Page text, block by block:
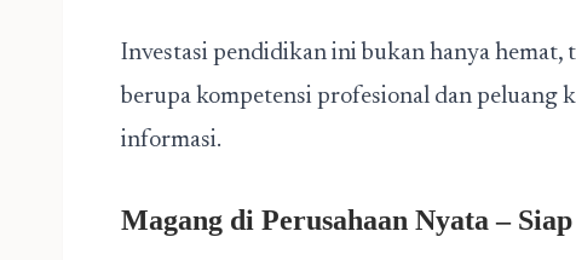
Investasi pendidikan ini bukan hanya hemat,
berupa kompetensi profesional dan peluang
informasi.
Magang di Perusahaan Nyata –